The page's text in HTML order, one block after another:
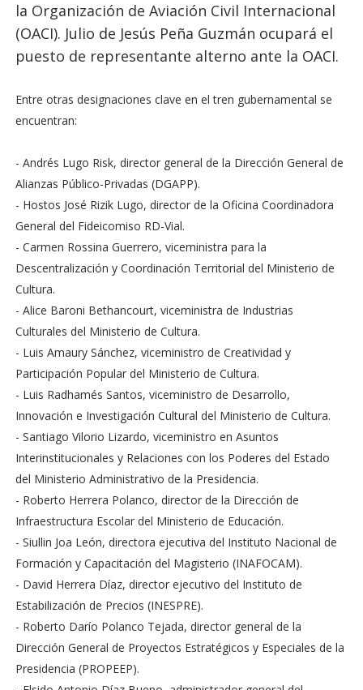
la Organización de Aviación Civil Internacional
(OACI). Julio de Jesús Peña Guzmán ocupará el
puesto de representante alterno ante la OACI.
Entre otras designaciones clave en el tren gubernamental se
encuentran:
- Andrés Lugo Risk, director general de la Dirección General de
Alianzas Público-Privadas (DGAPP).
- Hostos José Rizik Lugo, director de la Oficina Coordinadora
General del Fideicomiso RD-Vial.
- Carmen Rossina Guerrero, viceministra para la
Descentralización y Coordinación Territorial del Ministerio de
Cultura.
- Alice Baroni Bethancourt, viceministra de Industrias
Culturales del Ministerio de Cultura.
- Luis Amaury Sánchez, viceministro de Creatividad y
Participación Popular del Ministerio de Cultura.
- Luis Radhamés Santos, viceministro de Desarrollo,
Innovación e Investigación Cultural del Ministerio de Cultura.
- Santiago Vilorio Lizardo, viceministro en Asuntos
Interinstitucionales y Relaciones con los Poderes del Estado
del Ministerio Administrativo de la Presidencia.
- Roberto Herrera Polanco, director de la Dirección de
Infraestructura Escolar del Ministerio de Educación.
- Siullin Joa León, directora ejecutiva del Instituto Nacional de
Formación y Capacitación del Magisterio (INAFOCAM).
- David Herrera Díaz, director ejecutivo del Instituto de
Estabilización de Precios (INESPRE).
- Roberto Darío Polanco Tejada, director general de la
Dirección General de Proyectos Estratégicos y Especiales de la
Presidencia (PROPEEP).